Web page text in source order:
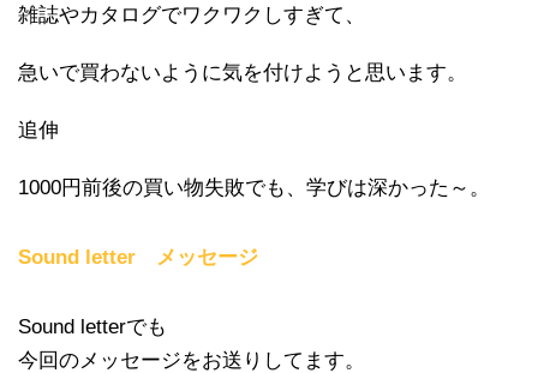
雑誌やカタログでワクワクしすぎて、
急いで買わないように気を付けようと思います。
追伸
1000円前後の買い物失敗でも、学びは深かった～。
Sound letter メッセージ
Sound letterでも
今回のメッセージをお送りしてます。